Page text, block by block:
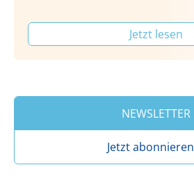
Jetzt lesen
NEWSLETTER
Jetzt abonnieren